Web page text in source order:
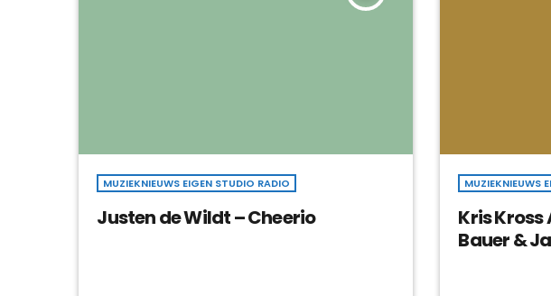
MUZIEKNIEUWS EIGEN STUDIO RADIO
Justen de Wildt – Cheerio
MUZIEKNIEUWS
Kris
Bauer &